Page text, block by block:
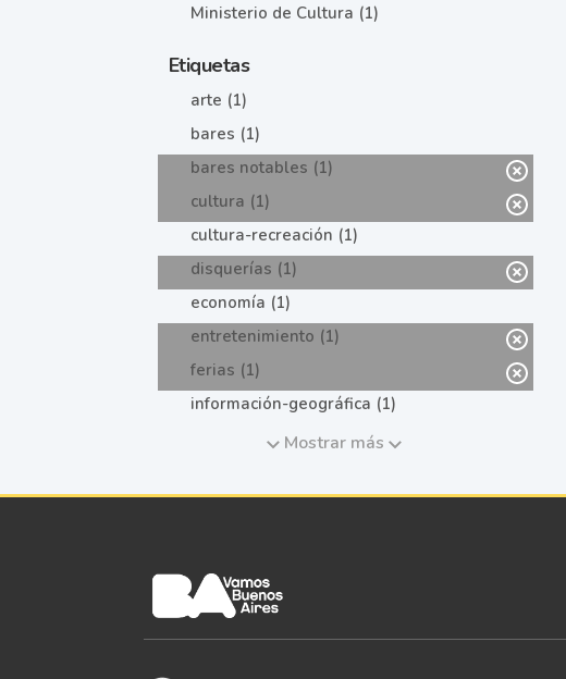
Ministerio de Cultura (1)
Etiquetas
arte (1)
bares (1)
bares notables (1)
cultura (1)
cultura-recreación (1)
disquerías (1)
economía (1)
entretenimiento (1)
ferias (1)
información-geográfica (1)
Mostrar más